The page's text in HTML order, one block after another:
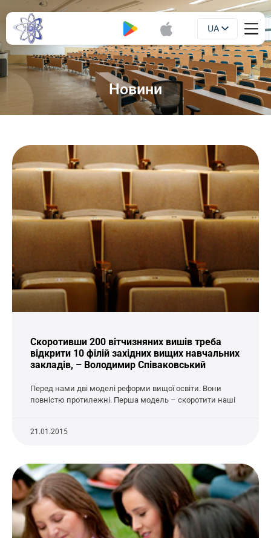
UA
EN
Новини
Скоротивши 200 вітчизняних вишів треба
відкрити 10 філій західних вищих навчальних
закладів, – Володимир Співаковський
Перед нами дві моделі реформи вищої освіти. Вони
повністю протилежні. Перша модель – скоротити наші
21.01.2015